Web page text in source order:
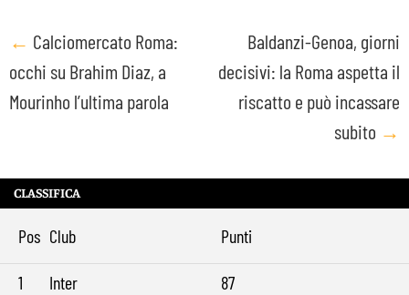
Post
navigation
← Calciomercato Roma:
occhi su Brahim Diaz, a
Mourinho l’ultima parola
Baldanzi-Genoa, giorni
decisivi: la Roma aspetta il
riscatto e può incassare
subito →
CLASSIFICA
Pos Club Punti
1 Inter
87